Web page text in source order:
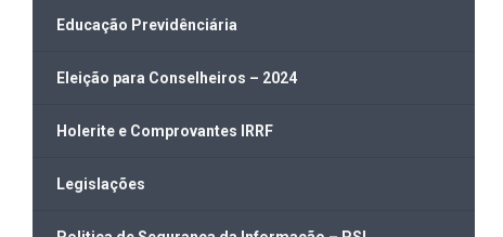
Educação Previdênciária
Eleição para Conselheiros – 2024
Holerite e Comprovantes IRRF
Legislações